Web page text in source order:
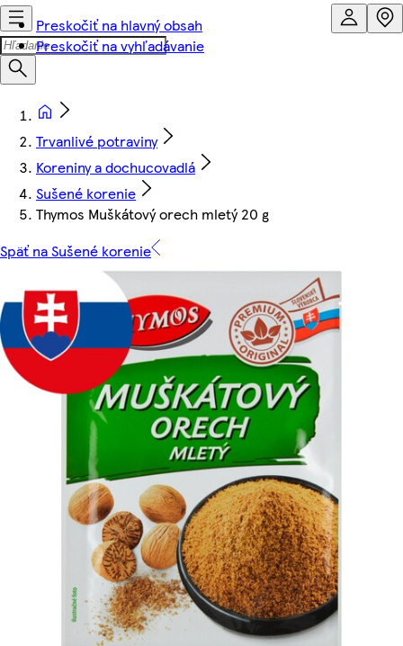
Preskočiť na hlavný obsah
Preskočiť na vyhľadávanie
Trvanlivé potraviny
Koreniny a dochucovadlá
Sušené korenie
Thymos Muškátový orech mletý 20 g
Späť na Sušené korenie